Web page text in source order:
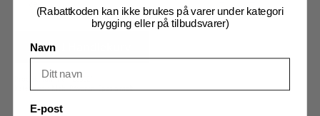
12)
antall
Legg I Handlekurv
Produktnummer:203021
Kategorier:Malt,Råvarer,Spesialmalt
(Rabattkoden kan ikke brukes på varer under kategori
brygging eller på tilbudsvarer)
Navn
E-post